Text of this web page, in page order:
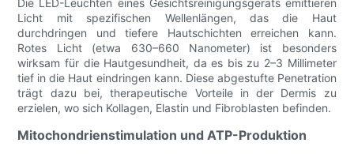
Licht mit spezifischen Wellenlängen, das die Haut
durchdringen und tiefere Hautschichten erreichen kann.
Rotes Licht (etwa 630–660 Nanometer) ist besonders
wirksam für die Hautgesundheit, da es bis zu 2–3 Millimeter
tief in die Haut eindringen kann. Diese abgestufte Penetration
trägt dazu bei, therapeutische Vorteile in der Dermis zu
erzielen, wo sich Kollagen, Elastin und Fibroblasten befinden.
Mitochondrienstimulation und ATP-Produktion